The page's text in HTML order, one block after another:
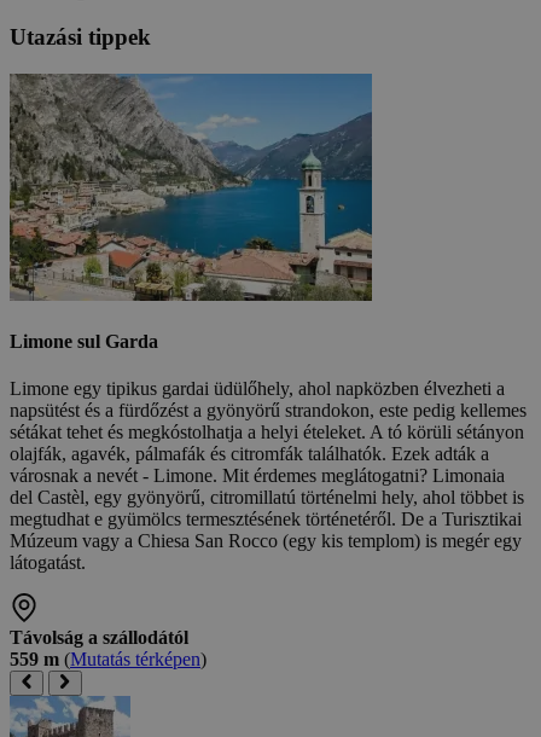
Utazási tippek
Limone sul Garda
Limone egy tipikus gardai üdülőhely, ahol napközben élvezheti a
napsütést és a fürdőzést a gyönyörű strandokon, este pedig kellemes
sétákat tehet és megkóstolhatja a helyi ételeket. A tó körüli sétányon
olajfák, agavék, pálmafák és citromfák találhatók. Ezek adták a
városnak a nevét - Limone. Mit érdemes meglátogatni? Limonaia
del Castèl, egy gyönyörű, citromillatú történelmi hely, ahol többet is
megtudhat e gyümölcs termesztésének történetéről. De a Turisztikai
Múzeum vagy a Chiesa San Rocco (egy kis templom) is megér egy
látogatást.
Távolság a szállodától
559 m (Mutatás térképen)